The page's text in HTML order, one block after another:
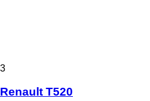
3
Renault T520